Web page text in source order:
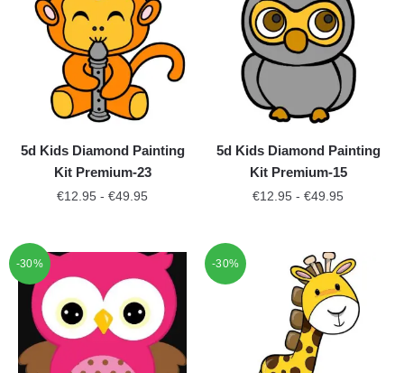
5d Kids Diamond Painting
Kit Premium-23
€12.95 - €49.95
5d Kids Diamond Painting
Kit Premium-15
€12.95 - €49.95
-30% -30%